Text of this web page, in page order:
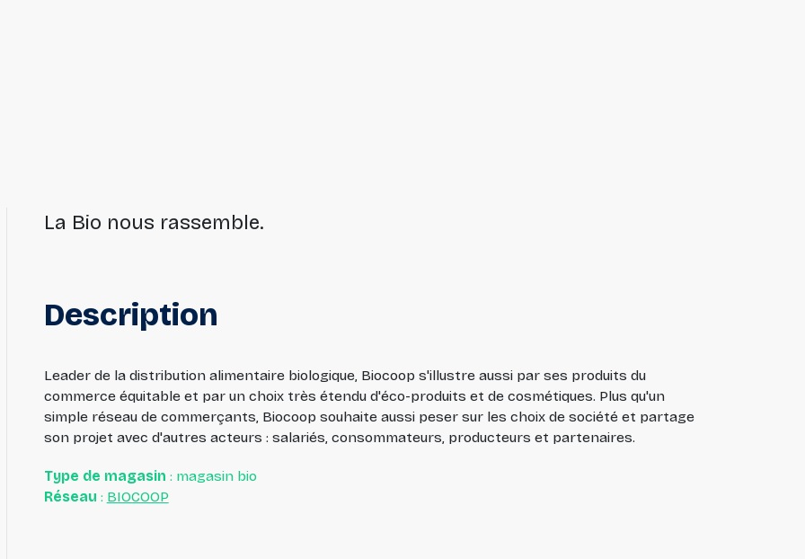
La Bio nous rassemble.
Description
Leader de la distribution alimentaire biologique, Biocoop s'illustre aussi par ses produits du
commerce équitable et par un choix très étendu d'éco-produits et de cosmétiques. Plus qu'un
simple réseau de commerçants, Biocoop souhaite aussi peser sur les choix de société et partage
son projet avec d'autres acteurs : salariés, consommateurs, producteurs et partenaires.
Type de magasin : magasin bio
Réseau : BIOCOOP